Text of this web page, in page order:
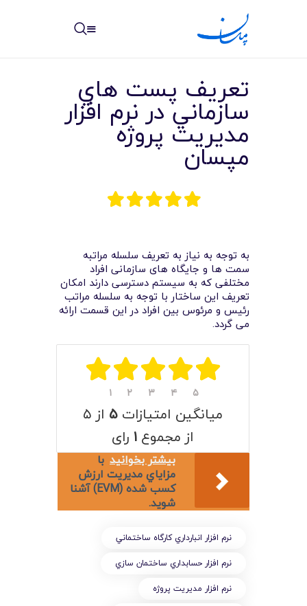
خانه
نوشته ها
امکانات
سیستم ها
لیست قیمت محصولات
تعريف پست هاي
سازماني در نرم افزار
مدیریت پروژه
مپسان
به توجه به نیاز به تعریف سلسله مراتبه
سمت ها و جایگاه های سازمانی افراد
مختلفی که به سیستم دسترسی دارند امکان
تعریف این ساختار با توجه به سلسله مراتب
رئیس و مرئوس بین افراد در این قسمت ارائه
می گردد.
۱ ۲ ۳ ۴ ۵
میانگین امتیازات ۵ از ۵
از مجموع ۱ رای
بیشتر بخوانید با
مزاياي مديريت ارزش
کسب شده (EVM) آشنا
شويد.
نرم افزار انبارداري کارگاه ساختماني
نرم افزار حسابداري ساختمان سازي
نرم افزار مديريت پروژه